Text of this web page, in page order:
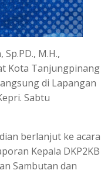
M.H.,
Kota Tanjungpinang
di Lapangan
Sabtu
berlanjut ke acara
Kepala DKP2KB
Sambutan dan